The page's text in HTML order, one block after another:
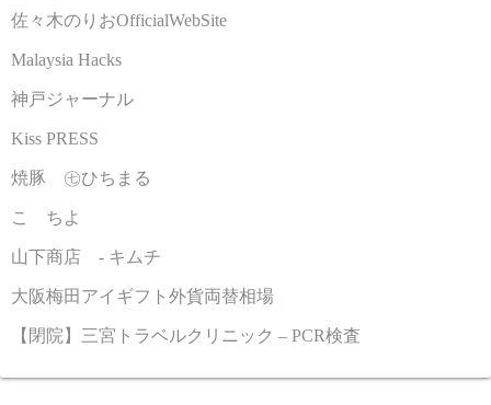
佐々木のりおOfficialWebSite
Malaysia Hacks
神戸ジャーナル
Kiss PRESS
焼豚 ㊆ひちまる
こゝちよ
山下商店 - キムチ
大阪梅田アイギフト外貨両替相場
【閉院】三宮トラベルクリニック – PCR検査